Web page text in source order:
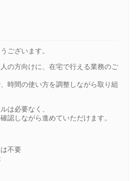
ございます。
の方向けに、在宅で行える業務のご
時間の使い方を調整しながら取り組
は必要なく、
認しながら進めていただけます。
不要